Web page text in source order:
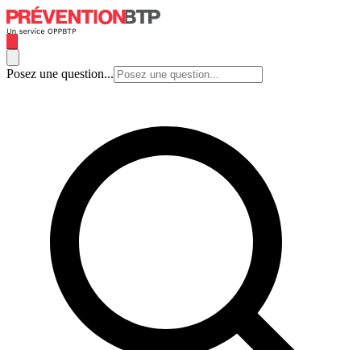
Posez une question...